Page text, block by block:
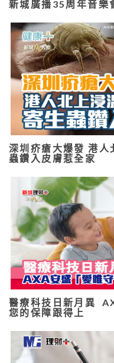
新城廣播35周年音
深圳疥瘡大爆發 港人
蟲鑽入皮膚惹全家
醫療科技日新月異
您的保障跟得上